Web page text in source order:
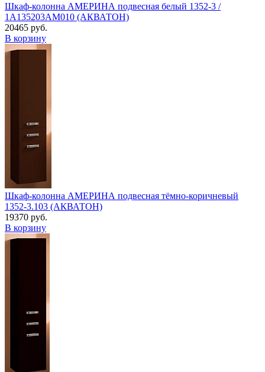
Шкаф-колонна АМЕРИНА подвесная белый 1352-3 /
1A135203AM010 (АКВАТОН)
20465 руб.
В корзину
Шкаф-колонна АМЕРИНА подвесная тёмно-коричневый
1352-3.103 (АКВАТОН)
19370 руб.
В корзину